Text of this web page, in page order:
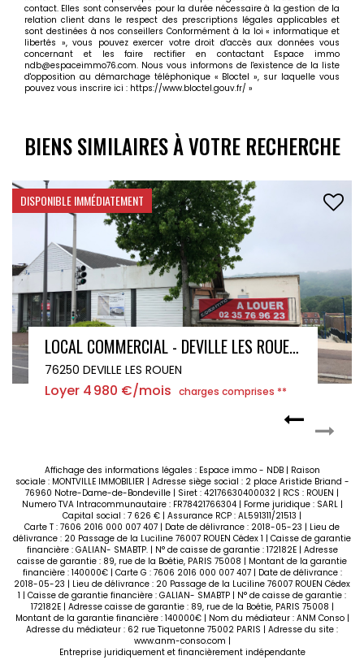
contact. Elles sont conservées pour la durée nécessaire à la gestion de la
relation client dans le respect des prescriptions légales applicables et
sont destinées à nos conseillers Conformément à la loi « informatique et
libertés », vous pouvez exercer votre droit d'accès aux données vous
concernant et les faire rectifier en contactant Espace immo
ndb@espaceimmo76.com. Nous vous informons de l'existence de la liste
d'opposition au démarchage téléphonique « Bloctel », sur laquelle vous
pouvez vous inscrire ici : https://www.bloctel.gouv.fr/ »
BIENS SIMILAIRES À VOTRE RECHERCHE
DISPONIBLE IMMÉDIATEMENT
LOCAL COMMERCIAL - DEVILLE LES ROUEN - 776 m² - PARKING PRIVATIF
76250 DEVILLE LES ROUEN
Loyer 4 980 €/mois charges comprises **
Affichage des informations légales : Espace immo - NDB | Raison
sociale : MONTVILLE IMMOBILIER | Adresse siège social : 2 place Aristide Briand -
76960 Notre-Dame-de-Bondeville | Siret : 42176630400032 | RCS : ROUEN |
Numero TVA Intracommunautaire : FR78421766304 | Forme juridique : SARL |
Capital social : 7 626 € | Assurance RCP : AL591311/21513 |
Carte T : 7606 2016 000 007 407 | Date de délivrance : 2018-05-23 | Lieu de
délivrance : 20 Passage de la Luciline 76007 ROUEN Cédex 1 | Caisse de garantie
financière : GALIAN- SMABTP. | N° de caisse de garantie : 172182E | Adresse
caisse de garantie : 89, rue de la Boétie, PARIS 75008 | Montant de la garantie
financière : 140000€ | Carte G : 7606 2016 000 007 407 | Date de délivrance :
2018-05-23 | Lieu de délivrance : 20 Passage de la Luciline 76007 ROUEN Cédex
1 | Caisse de garantie financière : GALIAN- SMABTP | N° de caisse de garantie :
172182E | Adresse caisse de garantie : 89, rue de la Boétie, PARIS 75008 |
Montant de la garantie financière : 140000€ | Nom du médiateur : ANM Conso |
Adresse du médiateur : 62 rue Tiquetonne 75002 PARIS | Adresse du site :
www.anm-conso.com |
Entreprise juridiquement et financièrement indépendante